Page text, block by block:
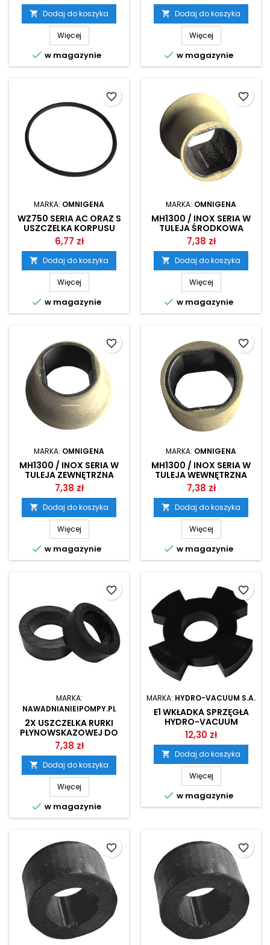
 Dodaj do koszyka
Więcej
 w magazynie
 Dodaj do koszyka
Więcej
 w magazynie
MARKA: OMNIGENA
WZ750 SERIA AC ORAZ S
USZCZELKA KORPUSU
POMPY OMNIGENA
6,77 zł
 Dodaj do koszyka
Więcej
 w magazynie
favorite_border
MARKA: OMNIGENA
MH1300 / INOX SERIA W
TULEJA ŚRODKOWA
WIRNIKA OMNIGENA
7,38 zł
 Dodaj do koszyka
Więcej
 w magazynie
favorite_border
MARKA: OMNIGENA
MH1300 / INOX SERIA W
TULEJA ZEWNĘTRZNA
WIRNIKA OMNIGENA
7,38 zł
 Dodaj do koszyka
Więcej
 w magazynie
favorite_border
MARKA: OMNIGENA
MH1300 / INOX SERIA W
TULEJA WEWNĘTRZNA
WIRNIKA OMNIGENA
7,38 zł
 Dodaj do koszyka
Więcej
 w magazynie
favorite_border
MARKA:
NAWADNIANIEIPOMPY.PL
2X USZCZELKA RURKI
PŁYNOWSKAZOWEJ DO
ZBIORNIKA
HYDROFOROWEGO
7,38 zł
 Dodaj do koszyka
Więcej
 w magazynie
favorite_border
MARKA: HYDRO-VACUUM S.A.
E1 WKŁADKA SPRZĘGŁA
HYDRO-VACUUM
12,30 zł
 Dodaj do koszyka
Więcej
 w magazynie
favorite_border
favorite_border favorite_border